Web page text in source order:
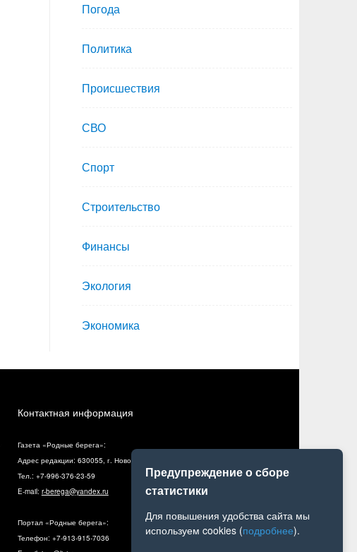
Погода
Политика
Происшествия
СВО
Спорт
Строительство
Финансы
Экология
Экономика
Контактная информация
Газета «Родные берега»:
Адрес редакции: 630055, г. Новосибирск, ул. Разъездная, 10, оф. 5
Тел.: +7-996-376-23-59
E-mail: r-berega@yandex.ru
Портал «Родные берега»:
Телефон: +7-913-915-7036
Предупреждение о сборе
статистики
Для повышения удобства сайта мы
используем cookies (подробнее).